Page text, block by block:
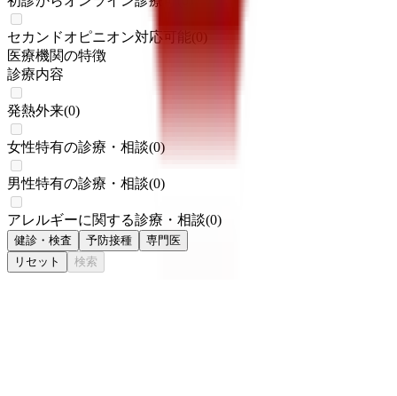
セカンドオピニオン対応可能 ( 0 )
医療機関の特徴
診療内容
発熱外来(0)
女性特有の診療・相談(0)
男性特有の診療・相談(0)
アレルギーに関する診療・相談(0)
健診・検査 予防接種
専門医
リセット
検索